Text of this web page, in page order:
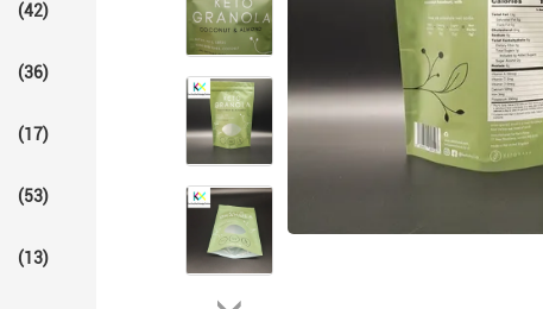
(42)
(36)
(17)
(53)
(13)